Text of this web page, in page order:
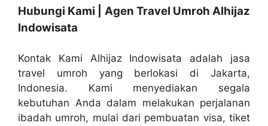
Hubungi Kami | Agen Travel Umroh Alhijaz
Indowisata
Kontak Kami Alhijaz Indowisata adalah jasa
travel umroh yang berlokasi di Jakarta,
Indonesia. Kami menyediakan segala
kebutuhan Anda dalam melakukan perjalanan
ibadah umroh, mulai dari pembuatan visa, tiket